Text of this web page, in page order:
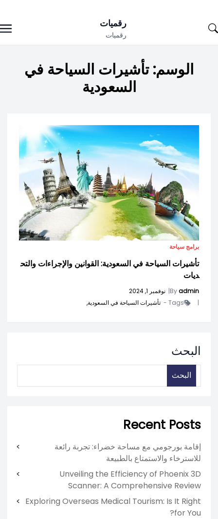
to
رقميات
رقميات
الوسم:تأشيرات السياحة في
السعودية
برامج سياحة
تأشيرات السياحة في السعودية: القوانين والإجراءات والتح
ديات
Byadmin
| نوفمبر 1, 2024
|
Tags - تأشيرات السياحة في السعودية,
البحث
البحث
Recent Posts
إقامة بورجومي مع مساحة خضراء: تجربة رائعة
للاسترخاء والاستمتاع بالطبيعة
Unveiling the Efficiency of Phoenix 3D
Scanner: A Comprehensive Review
Exploring Overseas Medical Tourism: Is It Right
for You?